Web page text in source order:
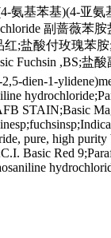
氨基苯基)(4-亚
副蔷薇苯
红;盐酸付玫瑰苯
Fuchsin ,BS;盐
dien-1-
STAIN;Basic
pure, high
Basic Red